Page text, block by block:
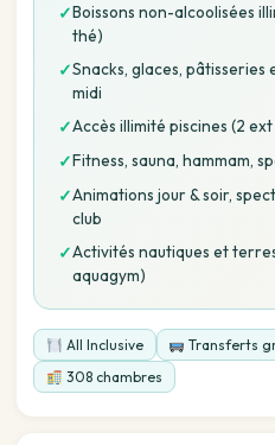
✓Boissons non-alcoolisées
thé)
✓Snacks, glaces,
midi
✓Accès illimité piscines (2
✓Fitness, sauna, hammam,
✓Animations jour & soir,
club
✓Activités nautiques et
aquagym)
All Inclusive Transferts
308 chambres